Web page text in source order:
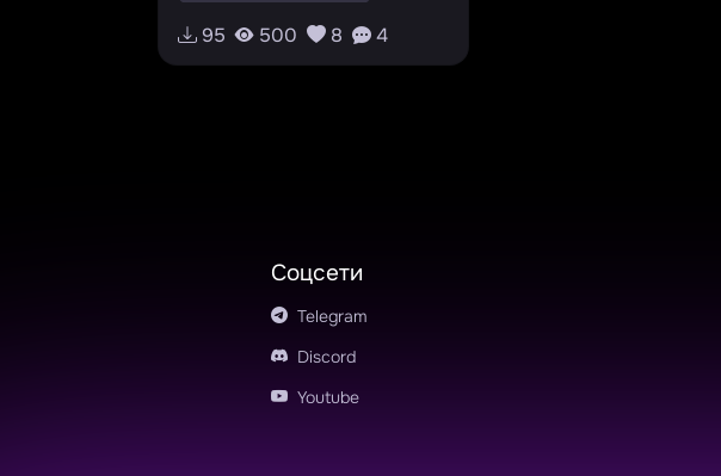
Unity
Platformer
Puzzle
v1.0.0 RU
95 500 8 4
Соцсети
Telegram
Discord
Youtube